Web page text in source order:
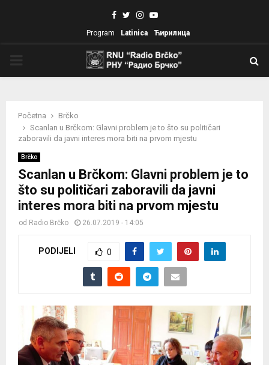
Facebook
TwitterInstagram
Youtube
Program Latinica Ћирилица
Početna
Brčko
Scanlan u Brčkom: Glavni problem je to što su političari
zaboravili da javni interes mora biti na prvom mjestu
Brčko
Scanlan u Brčkom: Glavni problem je to
što su političari zaboravili da javni
interes mora biti na prvom mjestu
od Radio Brčko 26.07.2019 - 14:05
PODIJELI 0